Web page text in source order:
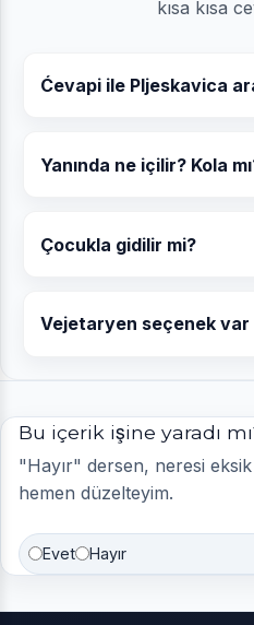
kısa kısa
Ćevapi ile Pljeskavica
Yanında ne içilir? Kola
Çocukla gidilir mi?
Vejetaryen seçenek var
Bu içerik işine yaradı
"Hayır" dersen, neresi eksik
hemen düzelteyim.
Evet Hayır